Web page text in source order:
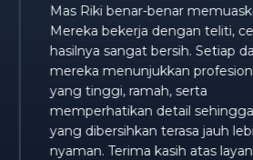
Mas Riki benar-benar
Mereka bekerja dengan
hasilnya sangat bersih.
mereka menunjukkan
yang tinggi, ramah, serta
memperhatikan detail
yang dibersihkan terasa
nyaman. Terima kasih atas